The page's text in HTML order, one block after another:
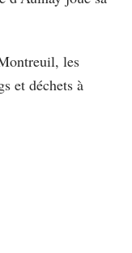
les
et déchets à